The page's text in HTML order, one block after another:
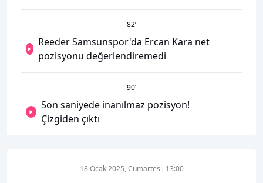
82’
Reeder Samsunspor'da Ercan Kara net
pozisyonu değerlendiremedi
90’
Son saniyede inanılmaz pozisyon!
Çizgiden çıktı
18 Ocak 2025, Cumartesi, 13:00